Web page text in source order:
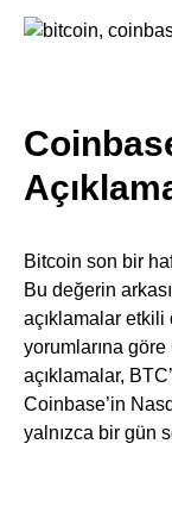
Bitcoin son bir
Bu değerin
açıklamalar
yorumlarına göre
açıklamalar,
Coinbase’in
yalnızca bir gün